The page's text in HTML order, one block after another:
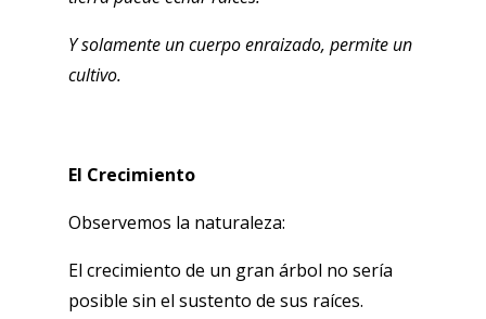
Y solamente un cuerpo enraizado, permite un
cultivo.
El Crecimiento
Observemos la naturaleza:
El crecimiento de un gran árbol no sería
posible sin el sustento de sus raíces.